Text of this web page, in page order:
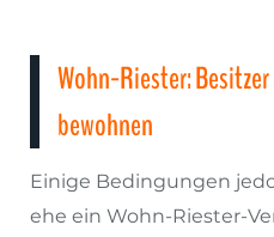
Wohn-Riester:
bewohnen
Einige Bedingungen
ehe ein Wohn-Riester-